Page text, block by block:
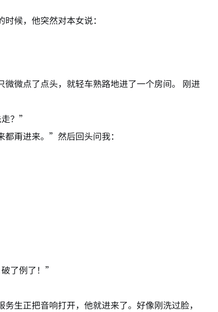
候，他突然对本女说：
微点了点头，就轻车熟路地进了一个房间。 刚进
？”
甭进来。”然后回头问我：
了例了！”
生正把音响打开，他就进来了。好像刚洗过脸，